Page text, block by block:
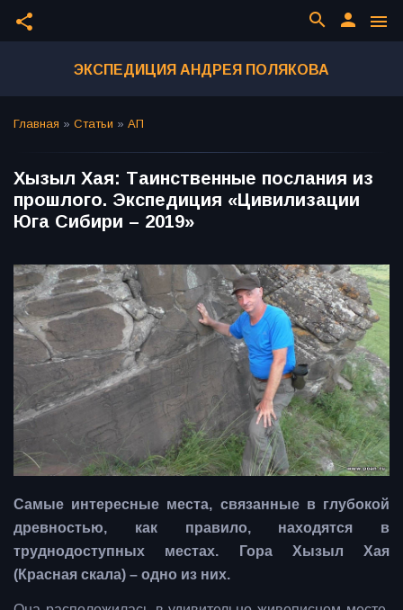
share menu
person
search
ЭКСПЕДИЦИЯ АНДРЕЯ ПОЛЯКОВА
Главная » Статьи » АП
Хызыл Хая: Таинственные послания из
прошлого. Экспедиция «Цивилизации
Юга Сибири – 2019»
Самые интересные места, связанные в глубокой
древностью, как правило, находятся в
труднодоступных местах. Гора Хызыл Хая
(Красная скала) – одно из них.